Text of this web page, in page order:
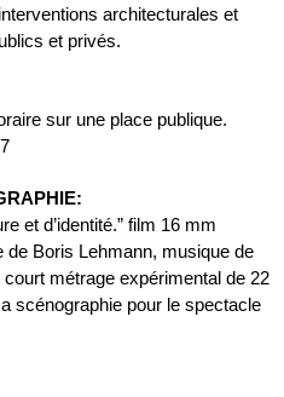
architecturales et
et privés.
sur une place publique.
et d’identité.” film 16 mm
de Boris Lehmann, musique de
métrage expérimental de 22
scénographie pour le spectacle